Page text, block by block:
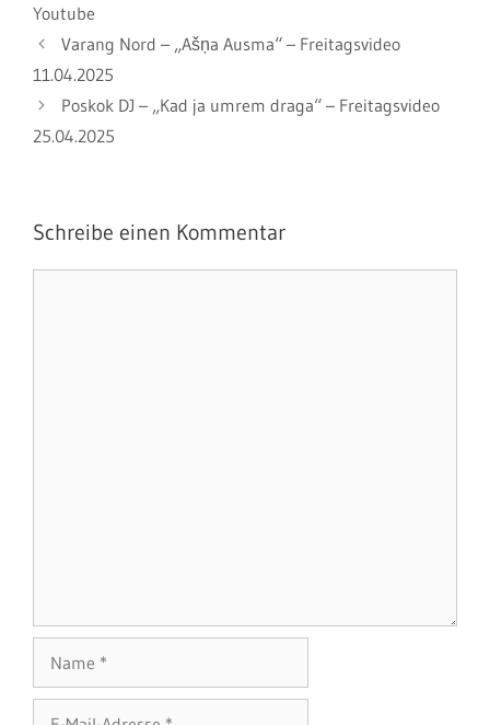
Youtube
Varang Nord – „Ašņa Ausma“ – Freitagsvideo
11.04.2025
Poskok DJ – „Kad ja umrem draga“ – Freitagsvideo
25.04.2025
Schreibe einen Kommentar